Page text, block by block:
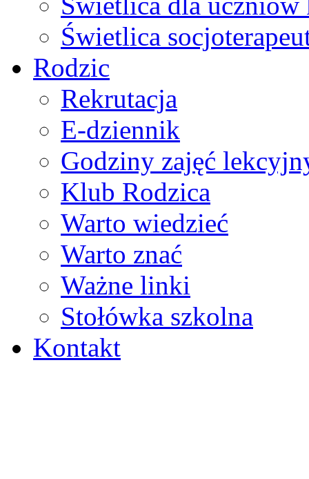
Świetlica
Rodzic
Rekrutacja
E-dziennik
Godziny zajęć
Klub Rodzica
Warto wiedzieć
Warto znać
Ważne linki
Stołówka szkolna
Kontakt